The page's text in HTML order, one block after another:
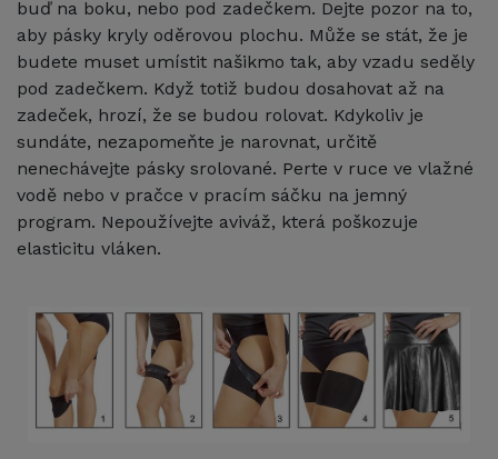
buď na boku, nebo pod zadečkem. Dejte pozor na to,
aby pásky kryly oděrovou plochu. Může se stát, že je
budete muset umístit našikmo tak, aby vzadu seděly
pod zadečkem. Když totiž budou dosahovat až na
zadeček, hrozí, že se budou rolovat. Kdykoliv je
sundáte, nezapomeňte je narovnat, určitě
nenechávejte pásky srolované. Perte v ruce ve vlažné
vodě nebo v pračce v pracím sáčku na jemný
program. Nepoužívejte aviváž, která poškozuje
elasticitu vláken.